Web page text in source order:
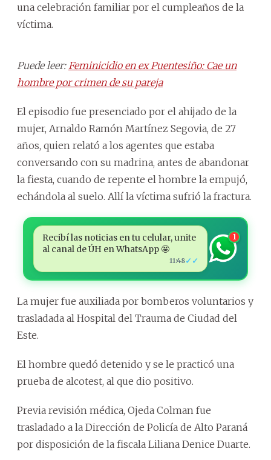
una celebración familiar por el cumpleaños de la
víctima.
Puede leer: Feminicidio en ex Puentesiño: Cae un
hombre por crimen de su pareja
El episodio fue presenciado por el ahijado de la
mujer, Arnaldo Ramón Martínez Segovia, de 27
años, quien relató a los agentes que estaba
conversando con su madrina, antes de abandonar
la fiesta, cuando de repente el hombre la empujó,
echándola al suelo. Allí la víctima sufrió la fractura.
Recibí las noticias en tu celular, unite
al canal de ÚH en WhatsApp 🤩
11:48✓✓
1
La mujer fue auxiliada por bomberos voluntarios y
trasladada al Hospital del Trauma de Ciudad del
Este.
El hombre quedó detenido y se le practicó una
prueba de alcotest, al que dio positivo.
Previa revisión médica, Ojeda Colman fue
trasladado a la Dirección de Policía de Alto Paraná
por disposición de la fiscala Liliana Denice Duarte.